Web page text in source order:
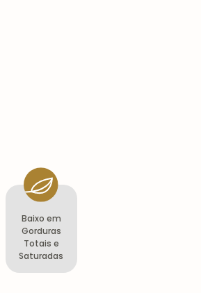
Baixo em
Gorduras
Totais e
Saturadas